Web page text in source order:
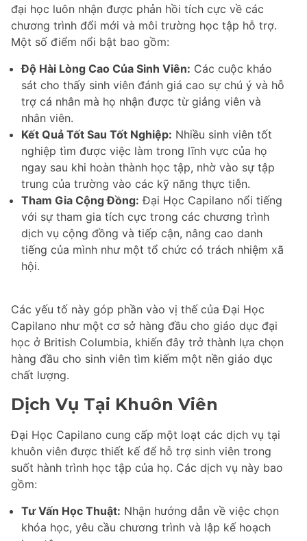
đại học luôn nhận được phản hồi tích cực về các
chương trình đổi mới và môi trường học tập hỗ trợ.
Một số điểm nổi bật bao gồm:
Độ Hài Lòng Cao Của Sinh Viên: Các cuộc khảo
sát cho thấy sinh viên đánh giá cao sự chú ý và hỗ
trợ cá nhân mà họ nhận được từ giảng viên và
nhân viên.
Kết Quả Tốt Sau Tốt Nghiệp: Nhiều sinh viên tốt
nghiệp tìm được việc làm trong lĩnh vực của họ
ngay sau khi hoàn thành học tập, nhờ vào sự tập
trung của trường vào các kỹ năng thực tiễn.
Tham Gia Cộng Đồng: Đại Học Capilano nổi tiếng
với sự tham gia tích cực trong các chương trình
dịch vụ cộng đồng và tiếp cận, nâng cao danh
tiếng của mình như một tổ chức có trách nhiệm xã
hội.
Các yếu tố này góp phần vào vị thế của Đại Học
Capilano như một cơ sở hàng đầu cho giáo dục đại
học ở British Columbia, khiến đây trở thành lựa chọn
hàng đầu cho sinh viên tìm kiếm một nền giáo dục
chất lượng.
Dịch Vụ Tại Khuôn Viên
Đại Học Capilano cung cấp một loạt các dịch vụ tại
khuôn viên được thiết kế để hỗ trợ sinh viên trong
suốt hành trình học tập của họ. Các dịch vụ này bao
gồm:
Tư Vấn Học Thuật: Nhận hướng dẫn về việc chọn
khóa học, yêu cầu chương trình và lập kế hoạch